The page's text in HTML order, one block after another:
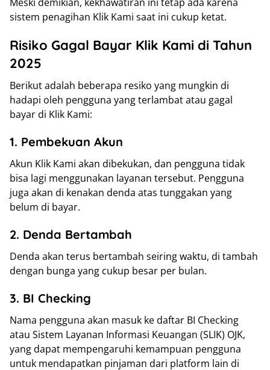
Meski demikian, kekhawatiran ini tetap ada karena
sistem penagihan Klik Kami saat ini cukup ketat.
Risiko Gagal Bayar Klik Kami di Tahun
2025
Berikut adalah beberapa resiko yang mungkin di
hadapi oleh pengguna yang terlambat atau gagal
bayar di Klik Kami:
1. Pembekuan Akun
Akun Klik Kami akan dibekukan, dan pengguna tidak
bisa lagi menggunakan layanan tersebut. Pengguna
juga akan di kenakan denda atas tunggakan yang
belum di bayar.
2. Denda Bertambah
Denda akan terus bertambah seiring waktu, di tambah
dengan bunga yang cukup besar per bulan.
3. BI Checking
Nama pengguna akan masuk ke daftar BI Checking
atau Sistem Layanan Informasi Keuangan (SLIK) OJK,
yang dapat mempengaruhi kemampuan pengguna
untuk mendapatkan pinjaman dari platform lain di